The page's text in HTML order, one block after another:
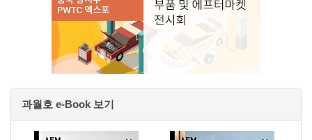
과월호 e-Book 보기